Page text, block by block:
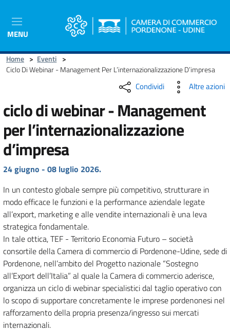
contenuto
MENU
Home > Eventi >
Ciclo Di Webinar - Management Per L’internazionalizzazione D’impresa
Condividi Altre azioni
ciclo di webinar - Management
per l’internazionalizzazione
d’impresa
24 giugno - 08 luglio 2026.
In un contesto globale sempre più competitivo, strutturare in
modo efficace le funzioni e la performance aziendale legate
all’export, marketing e alle vendite internazionali è una leva
strategica fondamentale.
In tale ottica, TEF - Territorio Economia Futuro – società
consortile della Camera di commercio di Pordenone-Udine, sede di
Pordenone, nell’ambito del Progetto nazionale “Sostegno
all’Export dell’Italia” al quale la Camera di commercio aderisce,
organizza un ciclo di webinar specialistici dal taglio operativo con
lo scopo di supportare concretamente le imprese pordenonesi nel
rafforzamento della propria presenza/ingresso sui mercati
internazionali.